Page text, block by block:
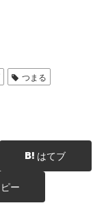
つまる
はてブ
ー